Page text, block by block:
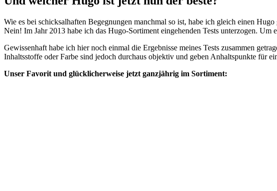
Wie es bei schicksalhaften Begegnungen manchmal so ist, habe ich gleich einen
Nein! Im Jahr 2013 habe ich das Hugo-Sortiment eingehenden Tests unterzogen.
Gewissenhaft habe ich hier noch einmal die Ergebnisse meines Tests zusammen
Inhaltsstoffe oder Farbe sind jedoch durchaus objektiv und geben Anhaltspunkte für
Unser Favorit und glücklicherweise jetzt ganzjährig im Sortiment: